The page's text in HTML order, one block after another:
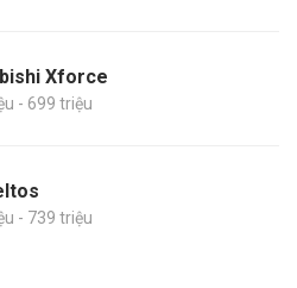
Xforce
- 699 triệu
- 739 triệu